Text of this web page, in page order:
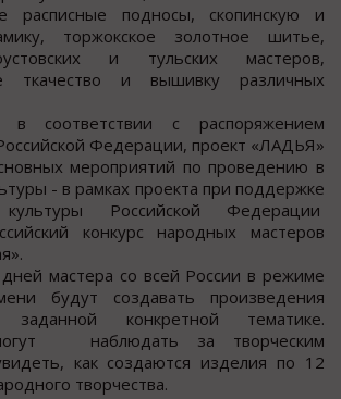
расписные подносы, скопинскую и
торжокское золотное шитье,
и тульских мастеров,
ткачество и вышивку различных
соответствии с распоряжением
Федерации, проект «ЛАДЬЯ»
мероприятий по проведению в
- в рамках проекта при поддержке
культуры Российской Федерации
конкурс народных мастеров
мастера со всей России в режиме
будут создавать произведения
заданной конкретной тематике.
наблюдать за творческим
как создаются изделия по 12
творчества.